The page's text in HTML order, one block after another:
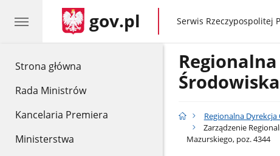
Strona główna
Rada Ministrów
Kancelaria Premiera
Ministerstwa
gov.pl gov.pl
Serwis Rzeczypospolitej
Regionalna
Zarządzenie
Mazurskiego, poz. 4344